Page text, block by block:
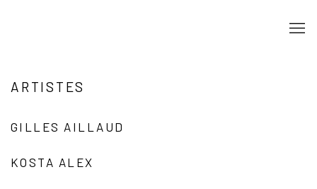
ARTISTES
GILLES AILLAUD
KOSTA ALEX